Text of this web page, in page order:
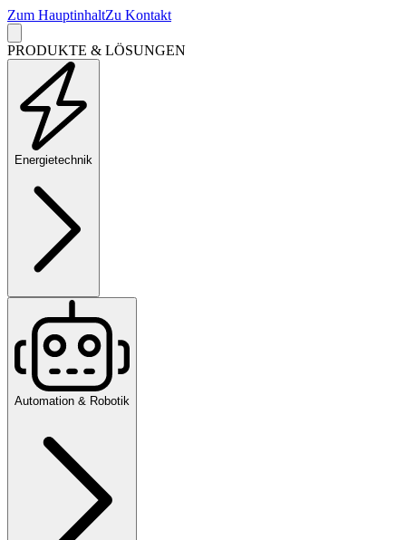
Zum HauptinhaltZu Kontakt
PRODUKTE & LÖSUNGEN
Energietechnik
Automation & Robotik